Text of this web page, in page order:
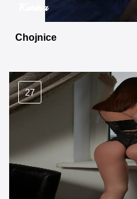
Karina
Chojnice
27